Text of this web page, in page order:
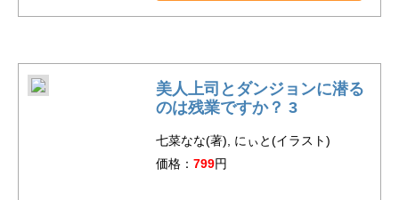
美人上司とダンジョンに潜る
のは残業ですか？ 3
七菜なな(著), にぃと(イラスト)
価格： 799円